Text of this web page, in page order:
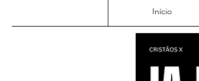
Início